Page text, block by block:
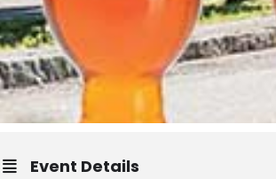
Event Details